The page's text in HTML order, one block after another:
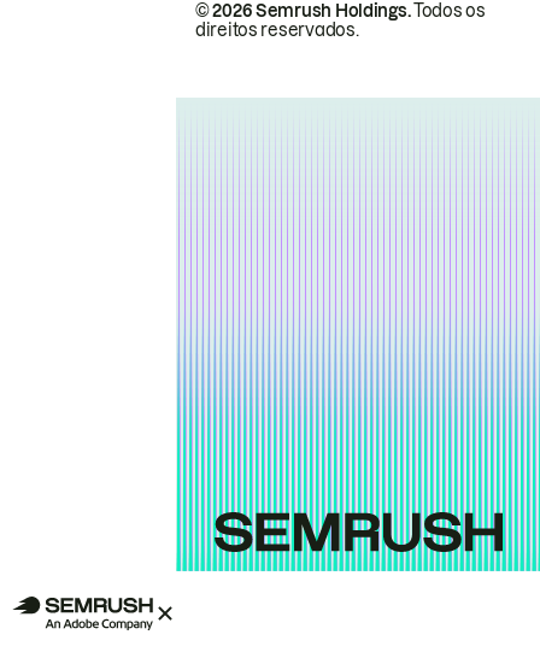
© 2026 Semrush Holdings.Todos os
direitos reservados.